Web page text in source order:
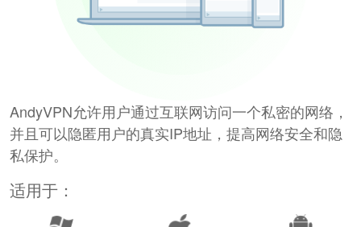
AndyVPN允许用户通过互联网访问一个私密的网络，
并且可以隐匿用户的真实IP地址，提高网络安全和隐
私保护。
适用于：